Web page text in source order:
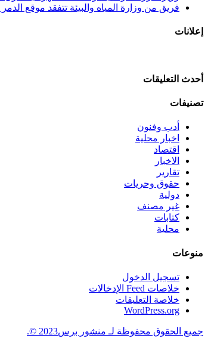
فريق من وزارة المياه والبيئة تتفقد موقع
إعلانات
أحدث التعليقات
تصنيفات
أدب وفنون
اخبار محلية
اقتصاد
الاخبار
تقارير
حقوق وحريات
دولية
غير مصنف
كتابات
محلية
منوعات
تسجيل الدخول
خلاصات Feed الإدخالات
خلاصة التعليقات
WordPress.org
جميع الحقوق محفوظة لـ منشور برس2023 ©.